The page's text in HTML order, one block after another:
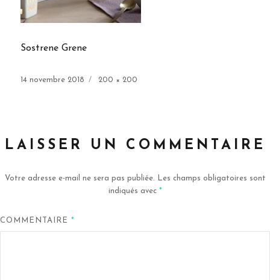
Sostrene Grene
Publié
14 novembre 2018
Taille
200 × 200
LAISSER UN COMMENTAIRE
Votre adresse e-mail ne sera pas publiée.
Les champs obligatoires sont
indiqués avec *
COMMENTAIRE *